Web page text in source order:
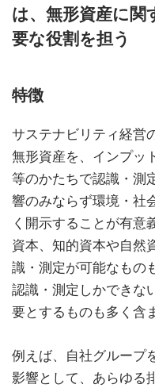
は、無形資産に関
要な役割を担う
特徴
サステナビリティ経営
無形資産を、インプッ
等のかたちで認識・測
響のみならず環境・社
く開示することが有意
資本、知的資本や自然
識・測定が可能なもの
認識・測定しかできな
要とするものも多く含
例えば、自社グループ
影響として、あらゆる